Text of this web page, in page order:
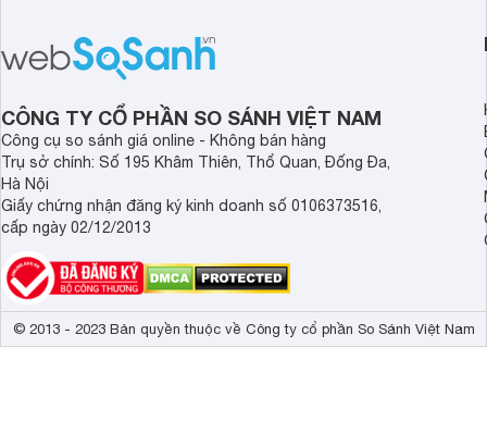
CÔNG TY CỔ PHẦN SO SÁNH VIỆT NAM
Công cụ so sánh giá online - Không bán hàng
Trụ sở chính: Số 195 Khâm Thiên, Thổ Quan, Đống Đa,
Hà Nội
Giấy chứng nhận đăng ký kinh doanh số 0106373516,
cấp ngày 02/12/2013
© 2013 - 2023 Bản quyền thuộc về Công ty cổ phần So Sánh Việt Nam